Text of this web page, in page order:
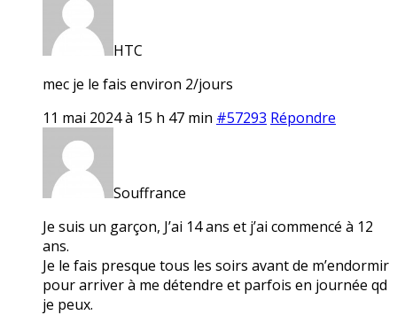
HTC
mec je le fais environ 2/jours
11 mai 2024 à 15 h 47 min #57293 Répondre
Souffrance
Je suis un garçon, J’ai 14 ans et j’ai commencé à 12
ans.
Je le fais presque tous les soirs avant de m’endormir
pour arriver à me détendre et parfois en journée qd
je peux.